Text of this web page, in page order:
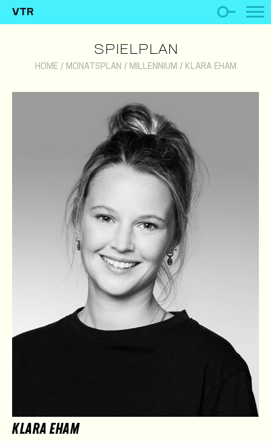
VTR
SPIELPLAN
HOME / MONATSPLAN / MILLENNIUM / KLARA EHAM
KLARA EHAM